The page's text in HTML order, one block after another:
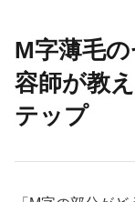
M字薄毛
容師が教
テップ